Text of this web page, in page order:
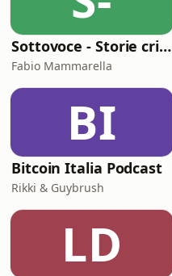
Sottovoce - Storie criminali
Fabio Mammarella
BI
Bitcoin Italia Podcast
Rikki & Guybrush
LD